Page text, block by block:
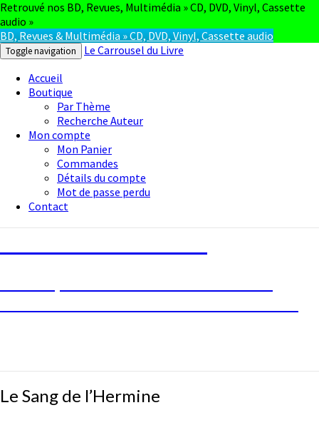
Retrouvé nos BD, Revues, Multimédia » CD, DVD, Vinyl, Cassette
audio »
BD, Revues & Multimédia » CD, DVD, Vinyl, Cassette audio
Toggle navigation
Le Carrousel du Livre
Accueil
Boutique
Par Thème
Recherche Auteur
Mon compte
Mon Panier
Commandes
Détails du compte
Mot de passe perdu
Contact
Le
Sang
Le Sang de l’Hermine